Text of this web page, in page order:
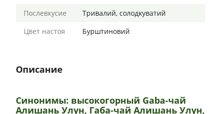
Послевкусие
Тривалий, солодкуватий
Цвет настоя
Бурштиновий
Описание
Синонимы: высокогорный Gaba-чай
Алишань Улун, Габа-чай Алишань Улун,